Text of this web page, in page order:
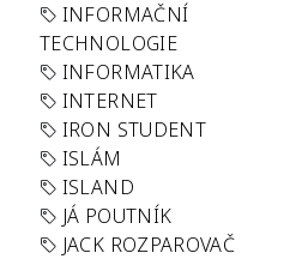
INFORMAČNÍ
TECHNOLOGIE
INFORMATIKA
INTERNET
IRON STUDENT
ISLÁM
ISLAND
JÁ POUTNÍK
JACK ROZPAROVAČ